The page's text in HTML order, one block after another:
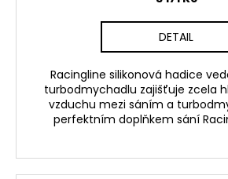
DETAIL
Racingline silikonová hadice
turbodmychadlu zajišťuje zcela
vzduchu mezi sáním a
perfektním doplňkem sání